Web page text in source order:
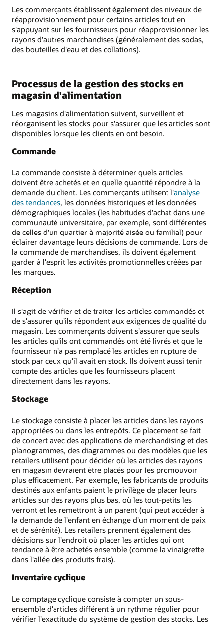
Les commerçants établissent également des niveaux de
réapprovisionnement pour certains articles tout en
s'appuyant sur les fournisseurs pour réapprovisionner les
rayons d'autres marchandises (généralement des sodas,
des bouteilles d'eau et des collations).
Processus de la gestion des stocks en
magasin d'alimentation
Les magasins d'alimentation suivent, surveillent et
réorganisent les stocks pour s'assurer que les articles sont
disponibles lorsque les clients en ont besoin.
Commande
La commande consiste à déterminer quels articles
doivent être achetés et en quelle quantité répondre à la
demande du client. Les commerçants utilisent l'analyse
des tendances, les données historiques et les données
démographiques locales (les habitudes d'achat dans une
communauté universitaire, par exemple, sont différentes
de celles d'un quartier à majorité aisée ou familial) pour
éclairer davantage leurs décisions de commande. Lors de
la commande de marchandises, ils doivent également
garder à l'esprit les activités promotionnelles créées par
les marques.
Réception
Il s'agit de vérifier et de traiter les articles commandés et
de s'assurer qu'ils répondent aux exigences de qualité du
magasin. Les commerçants doivent s'assurer que seuls
les articles qu'ils ont commandés ont été livrés et que le
fournisseur n'a pas remplacé les articles en rupture de
stock par ceux qu'il avait en stock. Ils doivent aussi tenir
compte des articles que les fournisseurs placent
directement dans les rayons.
Stockage
Le stockage consiste à placer les articles dans les rayons
appropriées ou dans les entrepôts. Ce placement se fait
de concert avec des applications de merchandising et des
planogrammes, des diagrammes ou des modèles que les
retailers utilisent pour décider où les articles des rayons
en magasin devraient être placés pour les promouvoir
plus efficacement. Par exemple, les fabricants de produits
destinés aux enfants paient le privilège de placer leurs
articles sur des rayons plus bas, où les tout-petits les
verront et les remettront à un parent (qui peut accéder à
la demande de l'enfant en échange d'un moment de paix
et de sérénité). Les retailers prennent également des
décisions sur l'endroit où placer les articles qui ont
tendance à être achetés ensemble (comme la vinaigrette
dans l'allée des produits frais).
Inventaire cyclique
Le comptage cyclique consiste à compter un sous-
ensemble d'articles différent à un rythme régulier pour
vérifier l'exactitude du système de gestion des stocks. Les